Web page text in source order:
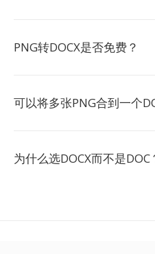
PNG转DOCX是否免费？
可以将多张PNG合到一个
为什么选DOCX而不是DOC